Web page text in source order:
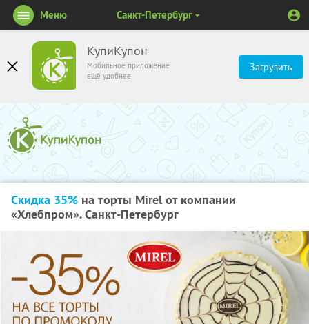
КупиКупон
Мобильное приложение
ещё удобнее
Загрузить
Меню Санкт-Петербург
Скидка 35% на торты Mirel от компании
«Хлебпром». Санкт-Петербург